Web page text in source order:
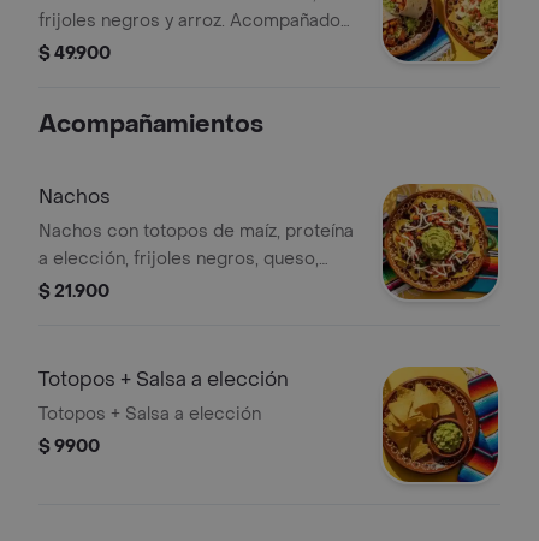
frijoles negros y arroz. Acompañado
de Ñachos con pollo, queso, frijoles
$ 49.900
Acompañamientos
Nachos
Nachos con totopos de maíz, proteína
a elección, frijoles negros, queso,
guacamole y pico de gallo.
$ 21.900
Totopos + Salsa a elección
Totopos + Salsa a elección
$ 9900